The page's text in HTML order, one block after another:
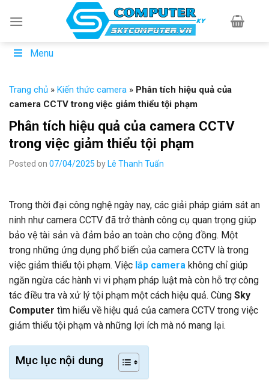
Menu
Trang chủ » Kiến thức camera » Phân tích hiệu quả của
camera CCTV trong việc giảm thiểu tội phạm
Phân tích hiệu quả của camera CCTV
trong việc giảm thiểu tội phạm
Posted on 07/04/2025 by Lê Thanh Tuấn
Trong thời đại công nghệ ngày nay, các giải pháp giám sát an
ninh như camera CCTV đã trở thành công cụ quan trọng giúp
bảo vệ tài sản và đảm bảo an toàn cho cộng đồng. Một
trong những ứng dụng phổ biến của camera CCTV là trong
việc giảm thiểu tội phạm. Việc lắp camera không chỉ giúp
ngăn ngừa các hành vi vi phạm pháp luật mà còn hỗ trợ công
tác điều tra và xử lý tội phạm một cách hiệu quả. Cùng Sky
Computer tìm hiểu về hiệu quả của camera CCTV trong việc
giảm thiểu tội phạm và những lợi ích mà nó mang lại.
Mục lục nội dung